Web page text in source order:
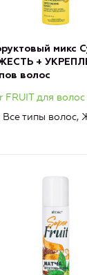
микс
+
волос
FRUIT для волос
Все типы волос,